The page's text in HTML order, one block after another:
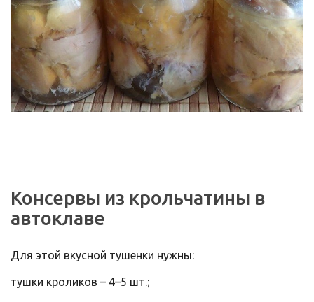
Консервы из крольчатины в
автоклаве
Для этой вкусной тушенки нужны:
тушки кроликов – 4–5 шт.;